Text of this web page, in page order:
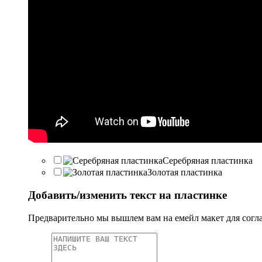
Серебряная пластинка
Золотая пластинка
Добавить/изменить текст на пластинке
Предварительно мы вышлем вам на емейл макет для